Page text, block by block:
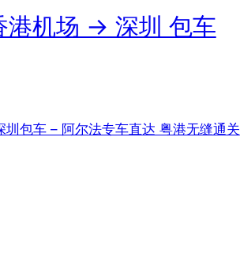
港机场 → 深圳 包车
圳包车 – 阿尔法专车直达 粤港无缝通关